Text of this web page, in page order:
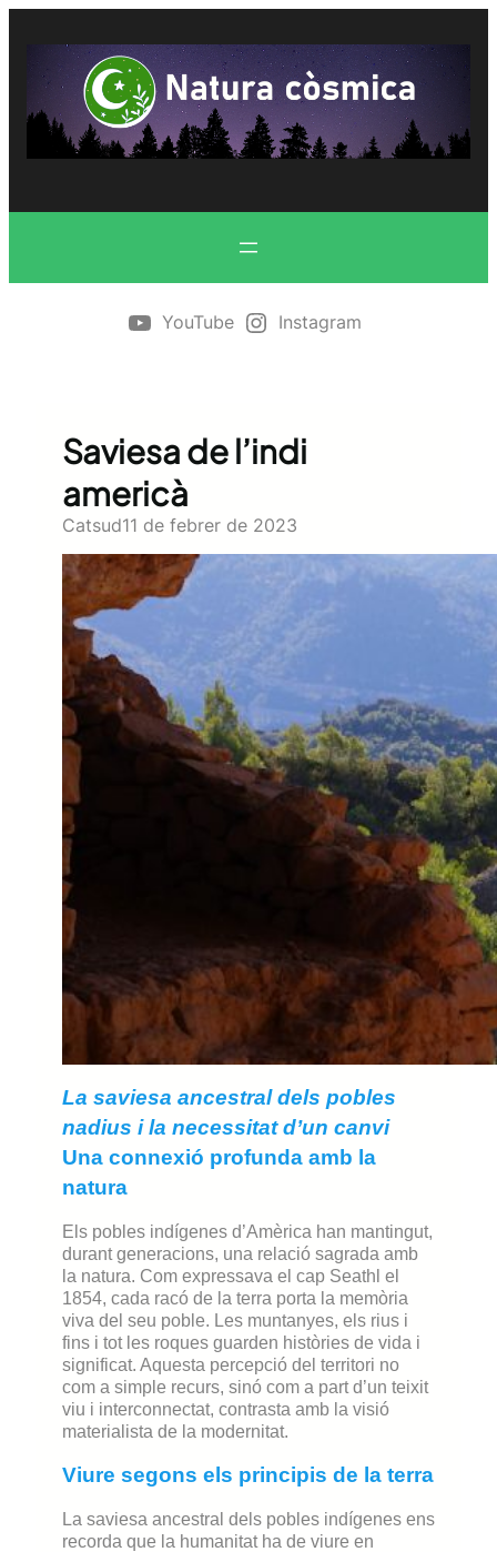
contingut
YouTube Instagram
Saviesa de l’indi
americà
Catsud11 de febrer de 2023
La saviesa ancestral dels pobles
nadius i la necessitat d’un canvi
Una connexió profunda amb la
natura
Els pobles indígenes d’Amèrica han mantingut,
durant generacions, una relació sagrada amb
la natura. Com expressava el cap Seathl el
1854, cada racó de la terra porta la memòria
viva del seu poble. Les muntanyes, els rius i
fins i tot les roques guarden històries de vida i
significat. Aquesta percepció del territori no
com a simple recurs, sinó com a part d’un teixit
viu i interconnectat, contrasta amb la visió
materialista de la modernitat.
Viure segons els principis de la terra
La saviesa ancestral dels pobles indígenes ens
recorda que la humanitat ha de viure en